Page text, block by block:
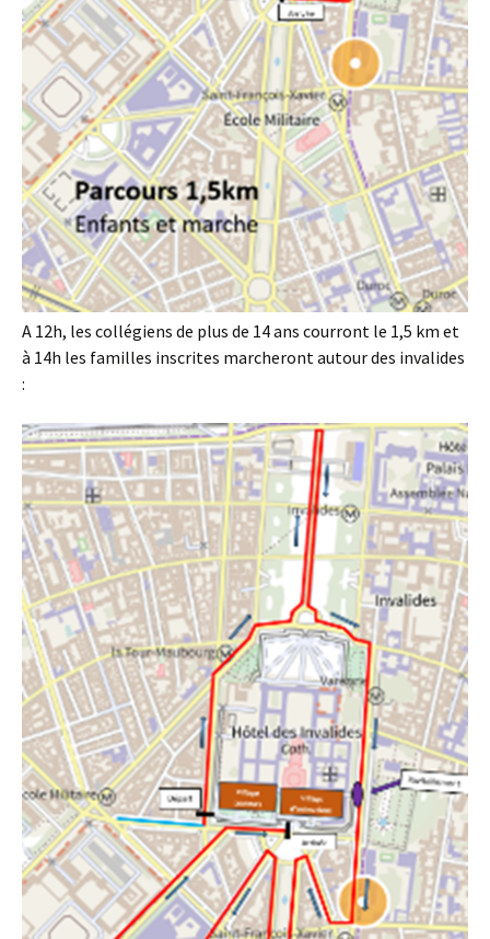
A 12h, les collégiens de plus de 14 ans courront le 1,5 km et
à 14h les familles inscrites marcheront autour des invalides
: